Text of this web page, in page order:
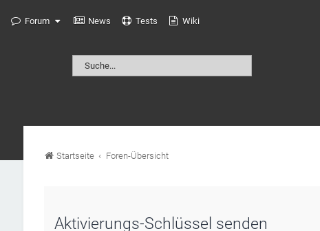
Forum News Tests Wiki
Startseite Foren-Übersicht
Aktivierungs-Schlüssel senden